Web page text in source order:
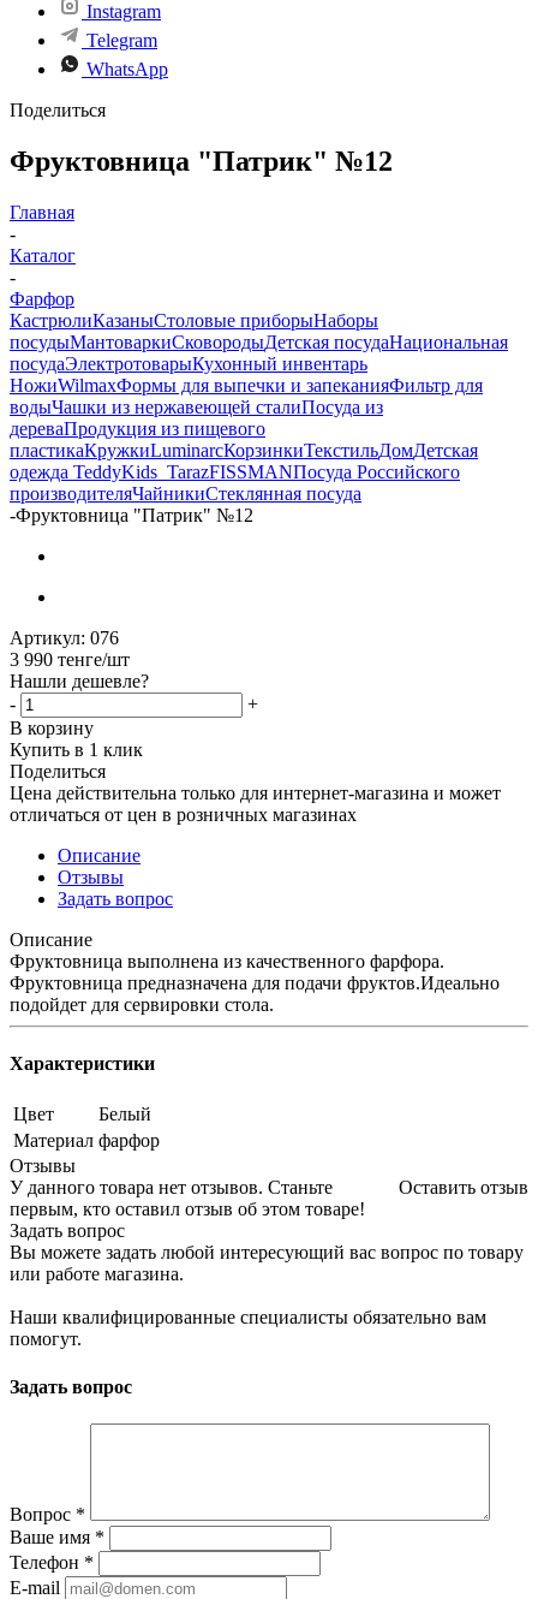
Instagram
Telegram
WhatsApp
Поделиться
Фруктовница "Патрик" №12
Главная
-
Каталог
-
Фарфор
КастрюлиКазаныСтоловые приборыНаборы
посудыМантоваркиСковородыДетская посудаНациональная
посудаЭлектротоварыКухонный инвентарь
НожиWilmaxФормы для выпечки и запеканияФильтр для
водыЧашки из нержавеющей сталиПосуда из
дереваПродукция из пищевого
пластикаКружкиLuminarcКорзинкиТекстильДомДетская
одежда TeddyKids_TarazFISSMANПосуда Российского
производителяЧайникиСтеклянная посуда
-Фруктовница "Патрик" №12
Артикул: 076
3 990 тенге/шт
Нашли дешевле?
-
+
В корзину
Купить в 1 клик
Поделиться
Цена действительна только для интернет-магазина и может
отличаться от цен в розничных магазинах
Описание
Отзывы
Задать вопрос
Описание
Фруктовница выполнена из качественного фарфора.
Фруктовница предназначена для подачи фруктов.Идеально
подойдет для сервировки стола.
Характеристики
Цвет
Белый
Материал фарфор
Отзывы
Оставить отзыв
У данного товара нет отзывов. Станьте
первым, кто оставил отзыв об этом товаре!
Задать вопрос
Вы можете задать любой интересующий вас вопрос по товару
или работе магазина.
Наши квалифицированные специалисты обязательно вам
помогут.
Задать вопрос
Вопрос *
Ваше имя *
Телефон *
E-mail